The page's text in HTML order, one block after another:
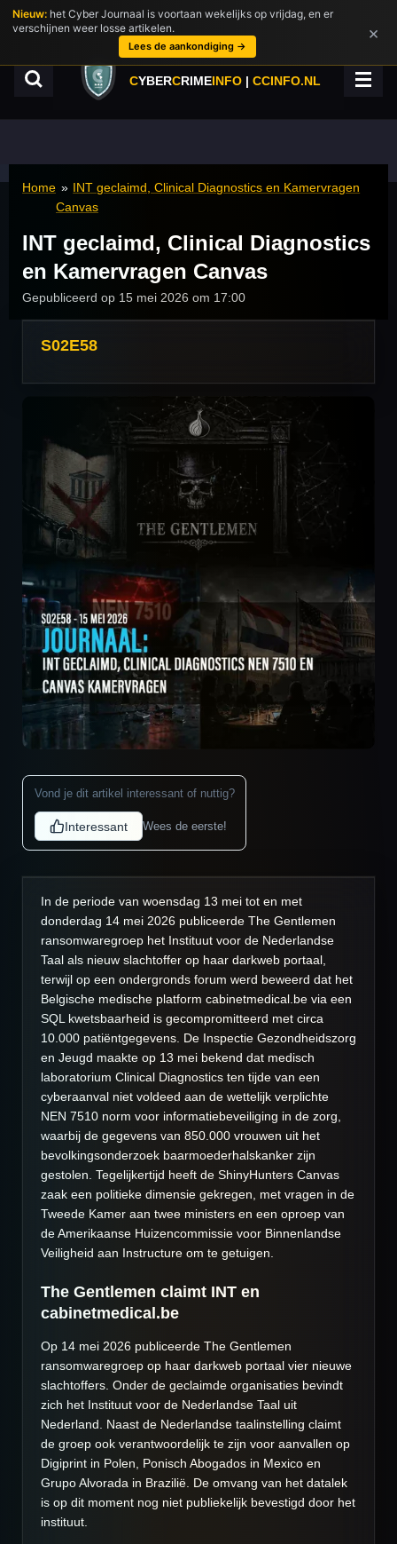
Ga
direct
hoofdinhoud
CYBERCRIMEINFO | CCINFO.NL
Home » INT geclaimd, Clinical Diagnostics en Kamervragen
Canvas
INT geclaimd, Clinical Diagnostics
en Kamervragen Canvas
Gepubliceerd op 15 mei 2026 om 17:00
S02E58
Vond je dit artikel interessant of nuttig?
Interessant Wees de eerste!
In de periode van woensdag 13 mei tot en met
donderdag 14 mei 2026 publiceerde The Gentlemen
ransomwaregroep het Instituut voor de Nederlandse
Taal als nieuw slachtoffer op haar darkweb portaal,
terwijl op een ondergronds forum werd beweerd dat het
Belgische medische platform cabinetmedical.be via een
SQL kwetsbaarheid is gecompromitteerd met circa
10.000 patiëntgegevens. De Inspectie Gezondheidszorg
en Jeugd maakte op 13 mei bekend dat medisch
laboratorium Clinical Diagnostics ten tijde van een
cyberaanval niet voldeed aan de wettelijk verplichte
NEN 7510 norm voor informatiebeveiliging in de zorg,
waarbij de gegevens van 850.000 vrouwen uit het
bevolkingsonderzoek baarmoederhalskanker zijn
gestolen. Tegelijkertijd heeft de ShinyHunters Canvas
zaak een politieke dimensie gekregen, met vragen in de
Tweede Kamer aan twee ministers en een oproep van
de Amerikaanse Huizencommissie voor Binnenlandse
Veiligheid aan Instructure om te getuigen.
The Gentlemen claimt INT en
cabinetmedical.be
Op 14 mei 2026 publiceerde The Gentlemen
ransomwaregroep op haar darkweb portaal vier nieuwe
slachtoffers. Onder de geclaimde organisaties bevindt
zich het Instituut voor de Nederlandse Taal uit
Nederland. Naast de Nederlandse taalinstelling claimt
de groep ook verantwoordelijk te zijn voor aanvallen op
Digiprint in Polen, Ponisch Abogados in Mexico en
Grupo Alvorada in Brazilië. De omvang van het datalek
is op dit moment nog niet publiekelijk bevestigd door het
instituut.
Nieuw: het Cyber Journaal is voortaan wekelijks op vrijdag, en er
verschijnen weer losse artikelen.
Lees de aankondiging →
×